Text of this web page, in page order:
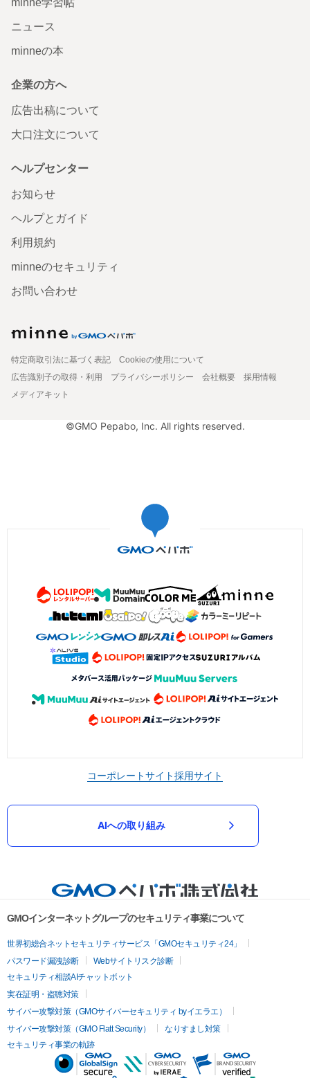
ニュース
minneの本
企業の方へ
広告出稿について
大口注文について
ヘルプセンター
お知らせ
ヘルプとガイド
利用規約
minneのセキュリティ
お問い合わせ
特定商取引法に基づく表記
Cookieの使用について
広告識別子の取得・利用
プライバシーポリシー 会社概要
採用情報
メディアキット
©GMO Pepabo, Inc. All rights reserved.
コーポレートサイト採用サイト
AIへの取り組み
GMOインターネットグループのセキュリティ事業について
世界初総合ネットセキュリティサービス「GMOセキュリティ24」
パスワード漏洩診断
Webサイトリスク診断
セキュリティ相談AIチャットボット
実在証明・盗聴対策
サイバー攻撃対策（GMOサイバーセキュリティ byイエラエ）
サイバー攻撃対策（GMO Flatt Security）
なりすまし対策
セキュリティ事業の軌跡